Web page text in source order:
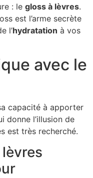
: le gloss à lèvres.
est l’arme secrète
l’hydratation à vos
avec le
capacité à apporter
donne l’illusion de
est très recherché.